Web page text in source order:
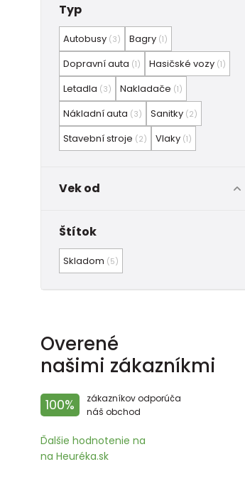
Typ
Autobusy (3) Bagry (1)
Dopravní auta (1) Hasičské vozy (1)
Letadla (3) Nakladače (1)
Nákladní auta (3) Sanitky (2)
Stavební stroje (2) Vlaky (1)
Vek od
Štítok
Skladom (5)
Overené
našimi zákazníkmi
100%
zákazníkov odporúča
náš obchod
Ďalšie hodnotenie na
na Heuréka.sk